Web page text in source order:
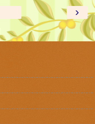
›